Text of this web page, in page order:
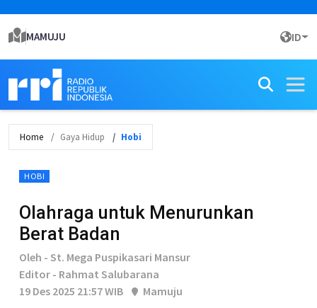
MAMUJU ID
Home Gaya Hidup Hobi
HOBI
Olahraga untuk Menurunkan
Berat Badan
Oleh - St. Mega Puspikasari Mansur
Editor - Rahmat Salubarana
19 Des 2025 21:57 WIB
Mamuju